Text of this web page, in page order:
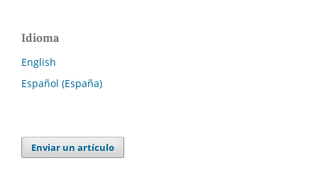
Idioma
English
Español (España)
Enviar un artículo